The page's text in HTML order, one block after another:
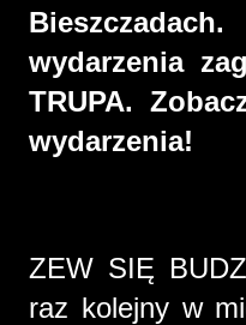
wydarzenia
TRUPA.
wydarzenia!
ZEW SIĘ
raz kolejny w